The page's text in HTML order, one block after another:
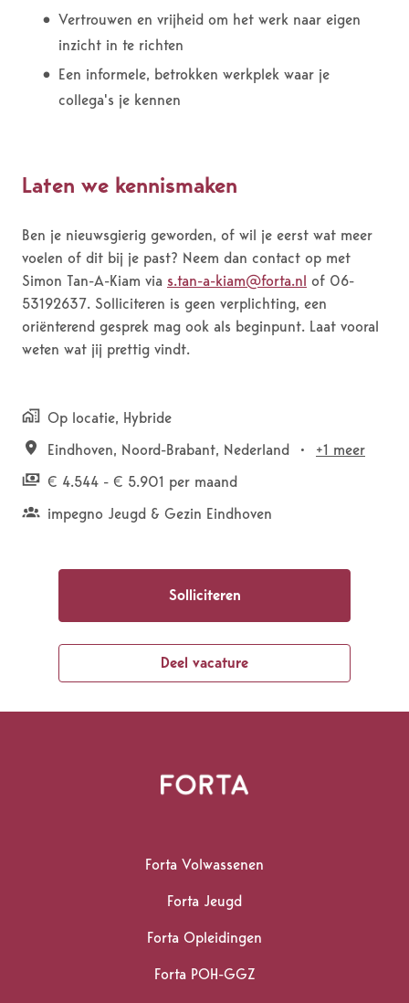
Vertrouwen en vrijheid om het werk naar eigen
inzicht in te richten
Een informele, betrokken werkplek waar je
collega's je kennen
Laten we kennismaken
Ben je nieuwsgierig geworden, of wil je eerst wat meer
voelen of dit bij je past? Neem dan contact op met
Simon Tan-A-Kiam via s.tan-a-kiam@forta.nl of 06-
53192637. Solliciteren is geen verplichting, een
oriënterend gesprek mag ook als beginpunt. Laat vooral
weten wat jij prettig vindt.
Op locatie, Hybride
Eindhoven, Noord-Brabant, Nederland •
+1 meer
€ 4.544 - € 5.901 per maand
impegno Jeugd & Gezin Eindhoven
Solliciteren
Deel vacature
Homepagina
Forta Volwassenen
Forta Jeugd
Forta Opleidingen
Forta POH-GGZ